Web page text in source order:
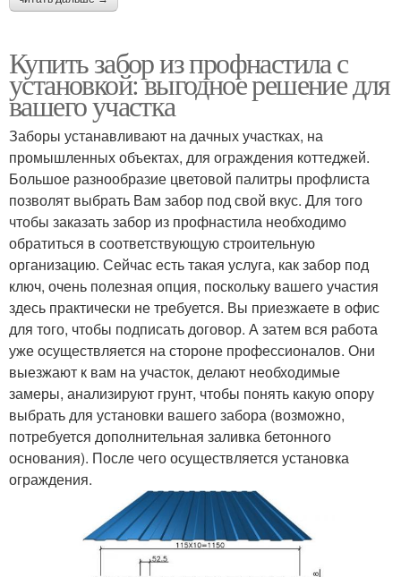
Купить забор из профнастила с
установкой: выгодное решение для
вашего участка
Заборы устанавливают на дачных участках, на
промышленных объектах, для ограждения коттеджей.
Большое разнообразие цветовой палитры профлиста
позволят выбрать Вам забор под свой вкус. Для того
чтобы заказать забор из профнастила необходимо
обратиться в соответствующую строительную
организацию. Сейчас есть такая услуга, как забор под
ключ, очень полезная опция, поскольку вашего участия
здесь практически не требуется. Вы приезжаете в офис
для того, чтобы подписать договор. А затем вся работа
уже осуществляется на стороне профессионалов. Они
выезжают к вам на участок, делают необходимые
замеры, анализируют грунт, чтобы понять какую опору
выбрать для установки вашего забора (возможно,
потребуется дополнительная заливка бетонного
основания). После чего осуществляется установка
ограждения.